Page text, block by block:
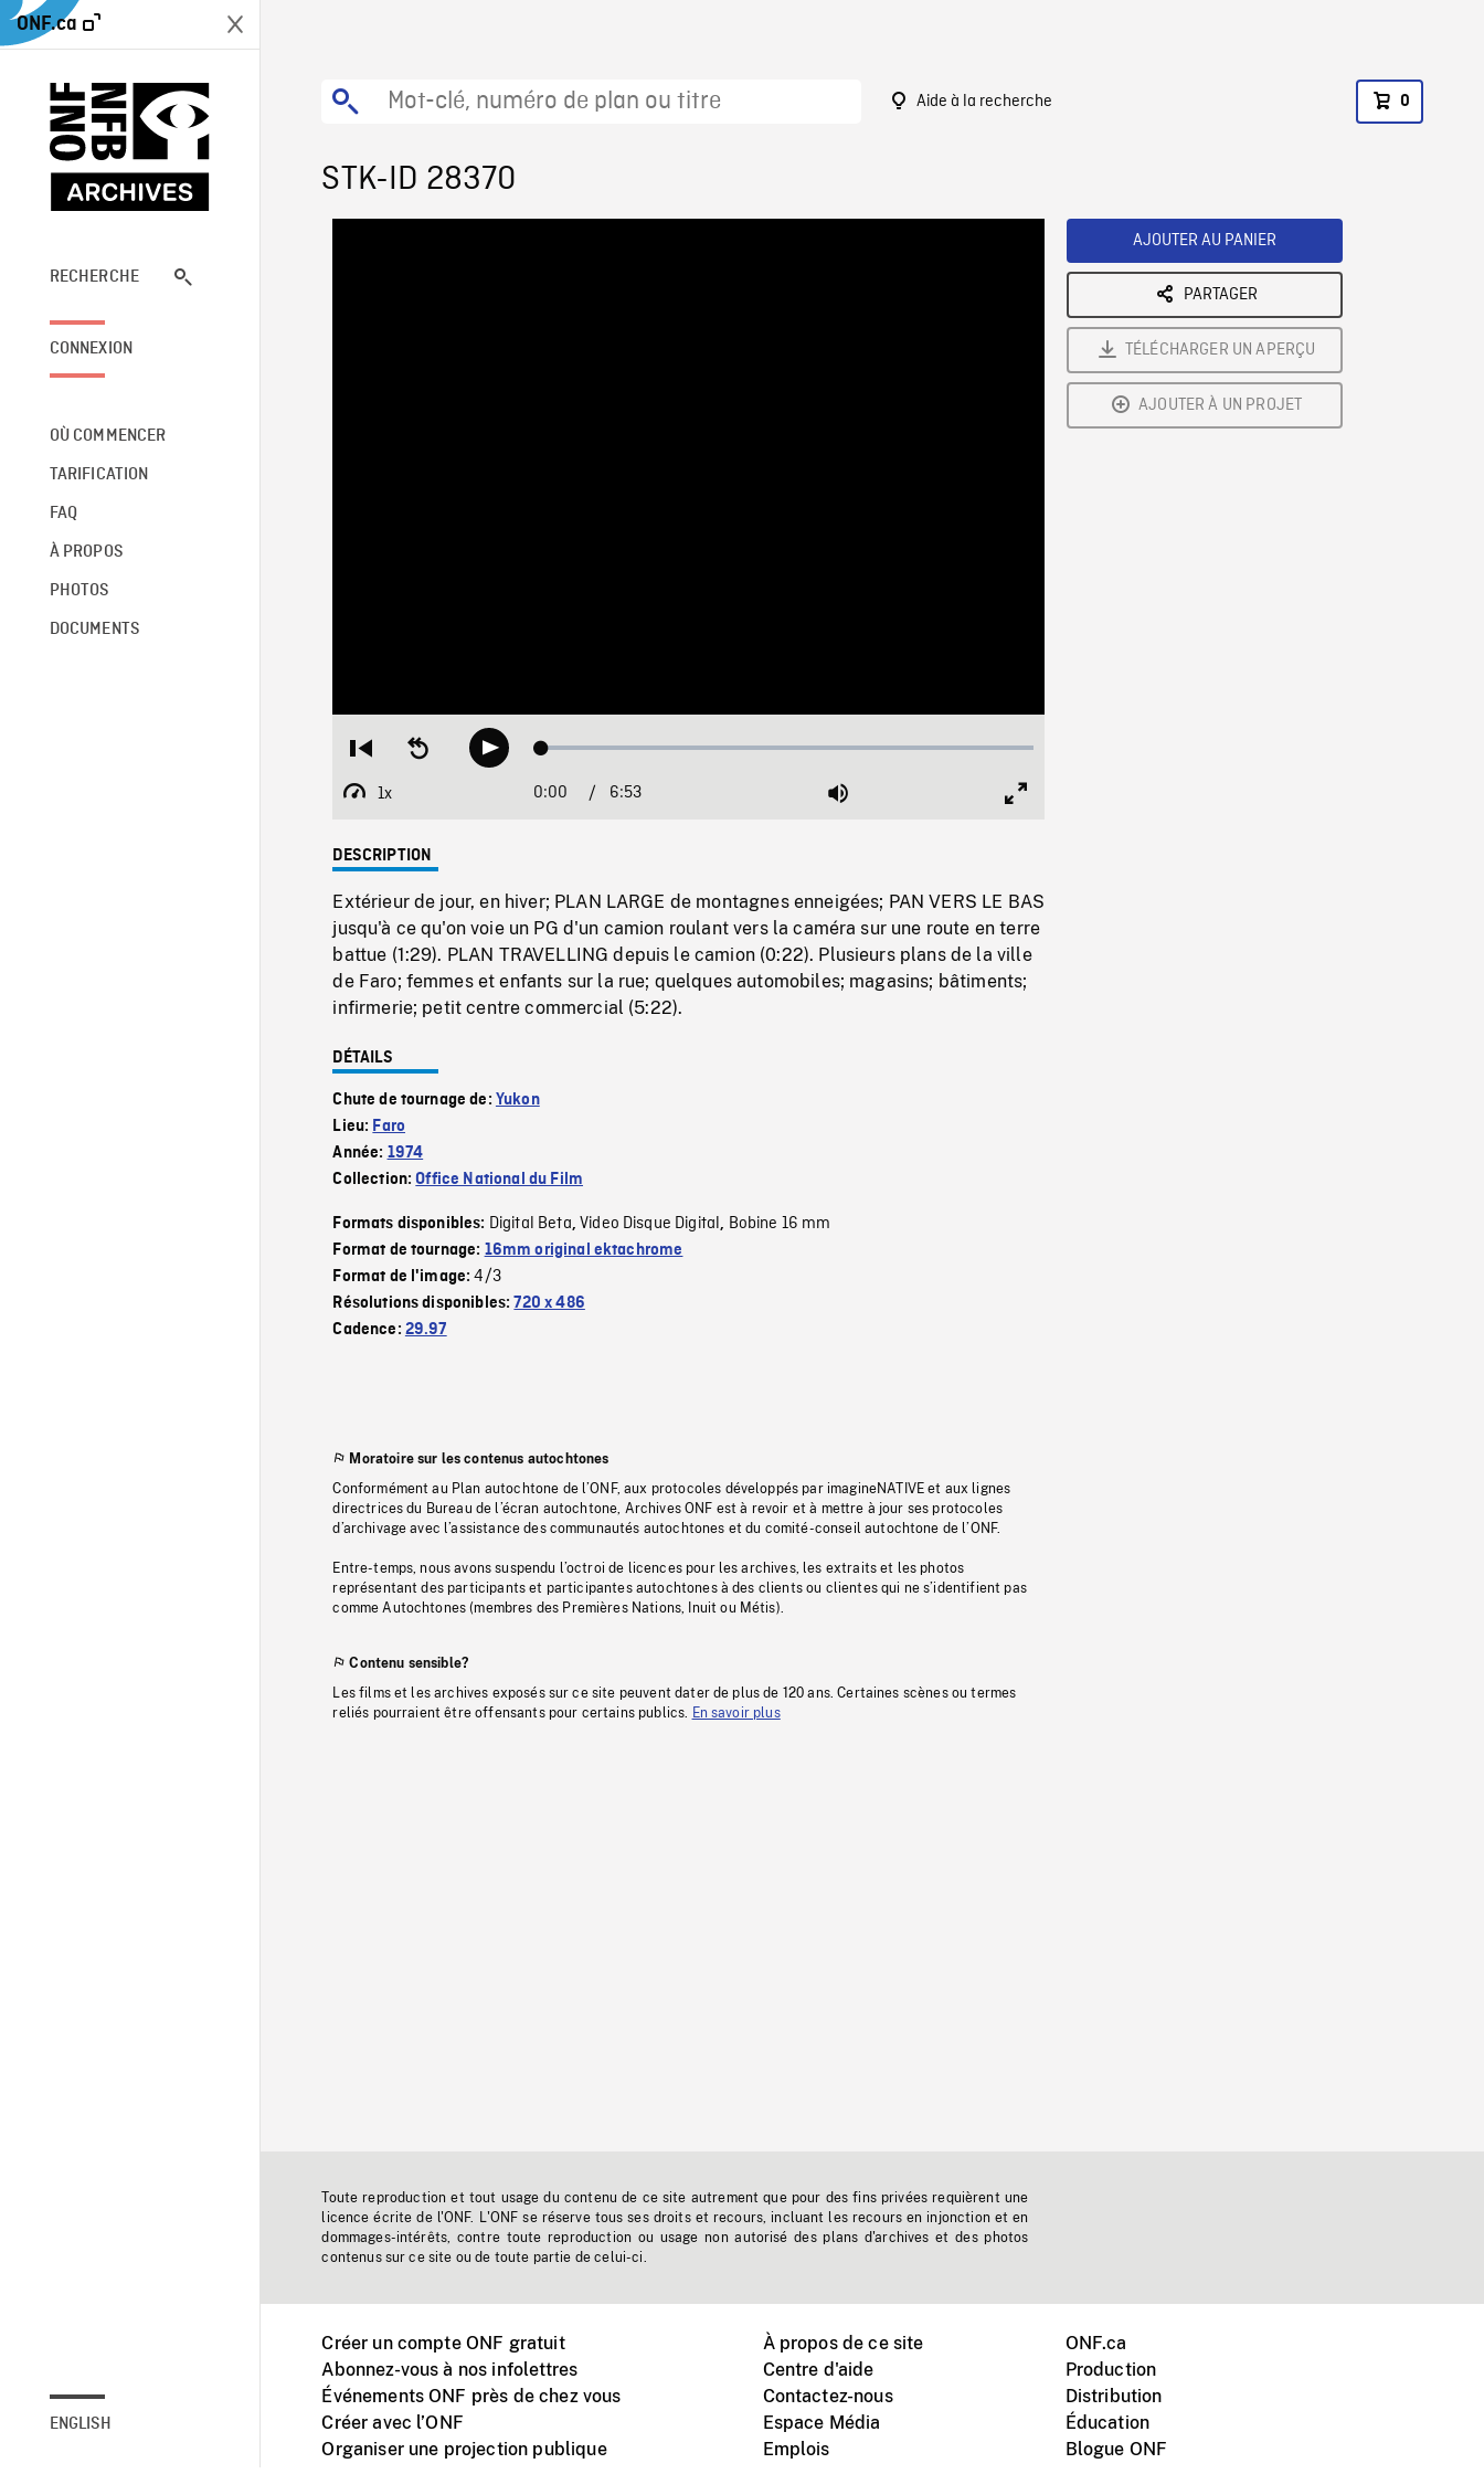
ONF.ca
RECHERCHE
CONNEXION
OÙ COMMENCER
TARIFICATION
FAQ
À PROPOS
PHOTOS
DOCUMENTS
ENGLISH
Aide à la recherche 0
STK-ID 28370
Restart
beginning
Seek
backwardPlay Loaded:
1x
Playback
Current
0:00 / Duration
6:53 Mute
DESCRIPTION
Extérieur de jour, en hiver; PLAN LARGE de montagnes enneigées; PAN VERS LE BAS
jusqu'à ce qu'on voie un PG d'un camion roulant vers la caméra sur une route en terre
battue (1:29). PLAN TRAVELLING depuis le camion (0:22). Plusieurs plans de la ville
de Faro; femmes et enfants sur la rue; quelques automobiles; magasins; bâtiments;
infirmerie; petit centre commercial (5:22).
DÉTAILS
Chute de tournage de: Yukon
Lieu: Faro
Année: 1974
Collection:Office National du Film
Formats disponibles: Digital Beta,Video Disque Digital, Bobine 16 mm
Format de tournage: 16mm original ektachrome
Format de l'image:4/3
Résolutions disponibles:720 x 486
Cadence: 29.97
Moratoire sur les contenus autochtones
Conformément au Plan autochtone de l’ONF, aux protocoles développés par imagineNATIVE et aux lignes
directrices du Bureau de l’écran autochtone, Archives ONF est à revoir et à mettre à jour ses protocoles
d’archivage avec l’assistance des communautés autochtones et du comité-conseil autochtone de l’ONF.
Entre-temps, nous avons suspendu l’octroi de licences pour les archives, les extraits et les photos
représentant des participants et participantes autochtones à des clients ou clientes qui ne s’identifient pas
comme Autochtones (membres des Premières Nations, Inuit ou Métis).
Contenu sensible?
Les films et les archives exposés sur ce site peuvent dater de plus de 120 ans. Certaines scènes ou termes
reliés pourraient être offensants pour certains publics.
En savoir plus
AJOUTER AU PANIER
PARTAGER
TÉLÉCHARGER UN APERÇU
AJOUTER À UN PROJET
Toute reproduction et tout usage du contenu de ce site autrement que pour des fins privées requièrent une
licence écrite de l'ONF. L'ONF se réserve tous ses droits et recours, incluant les recours en injonction et en
dommages-intérêts, contre toute reproduction ou usage non autorisé des plans d'archives et des photos
contenus sur ce site ou de toute partie de celui-ci.
Créer un compte ONF gratuit
Abonnez-vous à nos infolettres
Événements ONF près de chez vous
Créer avec l’ONF
Organiser une projection publique
À propos de ce site
Centre d'aide
Contactez-nous
Espace Média
Emplois
ONF.ca
Production
Distribution
Éducation
Blogue ONF